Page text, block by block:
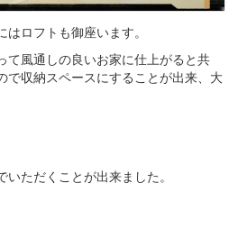
ロフトも御座います。
て風通しの良いお家に仕上がると共
で収納スペースにすることが出来、大
ただくことが出来ました。